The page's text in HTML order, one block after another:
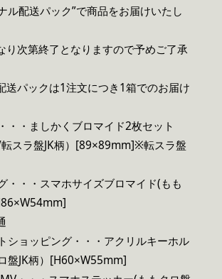
ル配送パック”で商品をお届けいたし
次第終了となりますので予めご了承
送パックは1注文につき1箱でのお届け
・・ましかくブロマイド2枚セット
転スラ盤JK柄）[89×89mm]※転スラ盤
・・・スマホサイズブロマイド(もも
ショッピング・・・アクリルキーホル
盤JK柄）[H60×W55mm]